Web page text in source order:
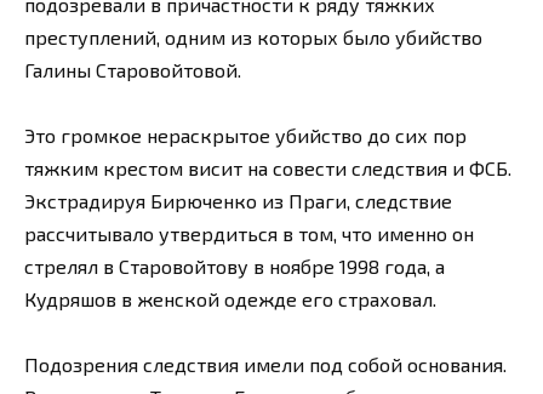
преступлений, одним из которых было убийство
Галины Старовойтовой.
Это громкое нераскрытое убийство до сих пор
тяжким крестом висит на совести следствия и ФСБ.
Экстрадируя Бирюченко из Праги, следствие
рассчитывало утвердиться в том, что именно он
стрелял в Старовойтову в ноябре 1998 года, а
Кудряшов в женской одежде его страховал.
Подозрения следствия имели под собой основания.